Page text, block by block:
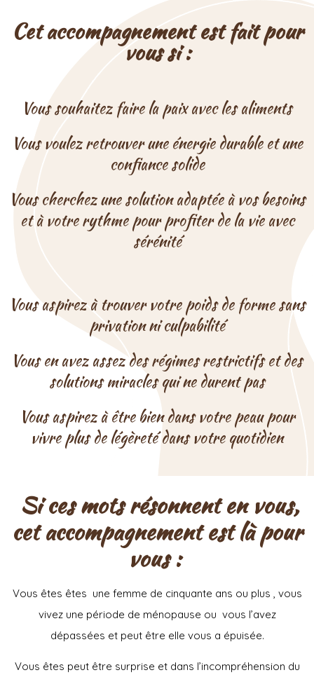
Cet accompagnement est fait pour
vous si :
Vous souhaitez faire la paix avec les aliments
Vous voulez retrouver une énergie durable et une
confiance solide
Vous cherchez une solution adaptée à vos besoins
et à votre rythme pour profiter de la vie avec
sérénité
Vous aspirez à trouver votre poids de forme sans
privation ni culpabilité
Vous en avez assez des régimes restrictifs et des
solutions miracles qui ne durent pas
Vous aspirez à être bien dans votre peau pour
vivre plus de légèreté dans votre quotidien
Si ces mots résonnent en vous,
cet accompagnement est là pour
vous :
Vous êtes êtes une femme de cinquante ans ou plus , vous
vivez une période de ménopause ou vous l’avez
dépassées et peut être elle vous a épuisée.
Vous êtes peut être surprise et dans l’incompréhension du